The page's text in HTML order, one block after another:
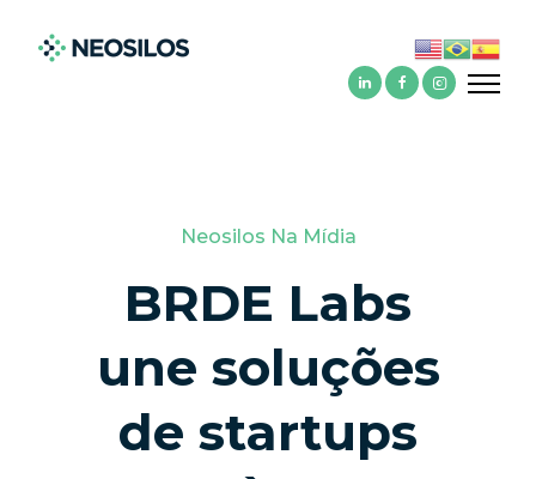
Neosilos Na Mídia
BRDE Labs
une soluções
de startups